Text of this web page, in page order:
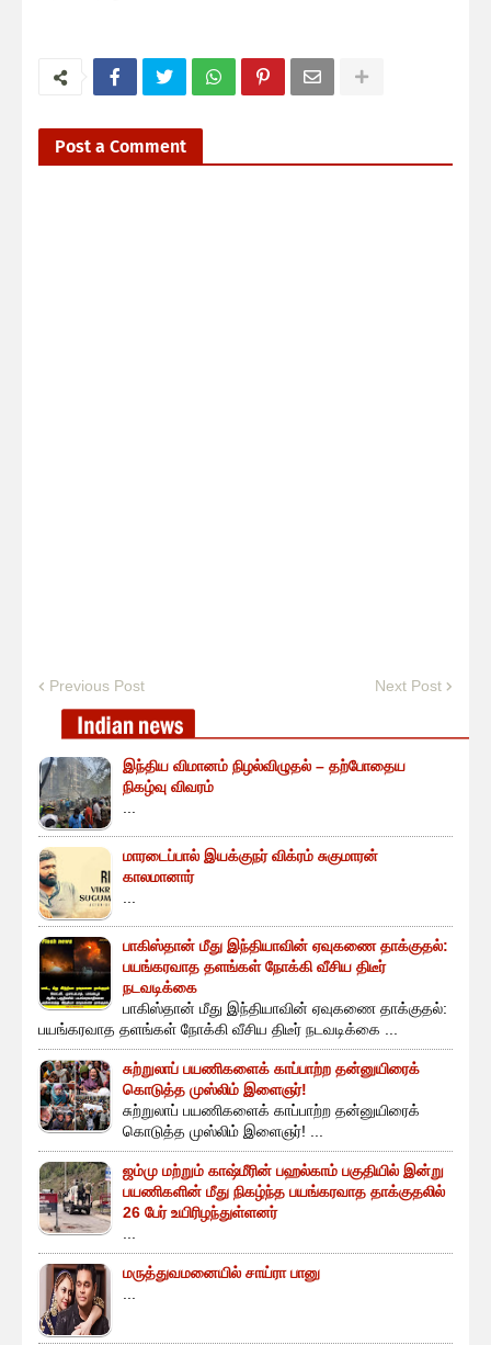
Post a Comment
Previous Post Next Post
இந்திய விமானம் நிழல்விழுதல் – தற்போதைய
நிகழ்வு விவரம்
மாரடைப்பால் இயக்குநர் விக்ரம் சுகுமாரன்
காலமானார்
பாகிஸ்தான் மீது இந்தியாவின் ஏவுகணை தாக்குதல்:
பயங்கரவாத தளங்கள் நோக்கி வீசிய திடீர்
நடவடிக்கை
பாகிஸ்தான் மீது இந்தியாவின் ஏவுகணை தாக்குதல்:
பயங்கரவாத தளங்கள் நோக்கி வீசிய திடீர் நடவடிக்கை ...
சுற்றுலாப் பயணிகளைக் காப்பாற்ற தன்னுயிரைக்
கொடுத்த முஸ்லிம் இளைஞர்!
சுற்றுலாப் பயணிகளைக் காப்பாற்ற தன்னுயிரைக்
கொடுத்த முஸ்லிம் இளைஞர்! ...
ஜம்மு மற்றும் காஷ்மீரின் பஹல்காம் பகுதியில் இன்று
பயணிகளின் மீது நிகழ்ந்த பயங்கரவாத தாக்குதலில்
26 பேர் உயிரிழந்துள்ளனர்
மருத்துவமனையில் சாய்ரா பானு